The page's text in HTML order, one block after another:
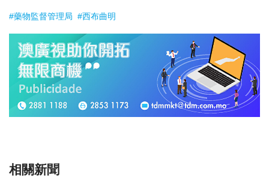
#藥物監督管理局 #西布曲明
相關新聞